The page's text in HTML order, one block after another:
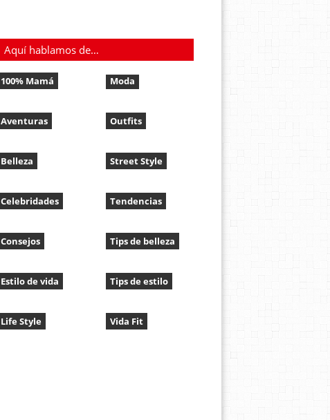
Aquí hablamos de…
100% Mamá
Aventuras
Belleza
Celebridades
Consejos
Estilo de vida
Life Style
Moda
Outfits
Street Style
Tendencias
Tips de belleza
Tips de estilo
Vida Fit